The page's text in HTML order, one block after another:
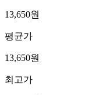
13,650원
평균가
13,650원
최고가